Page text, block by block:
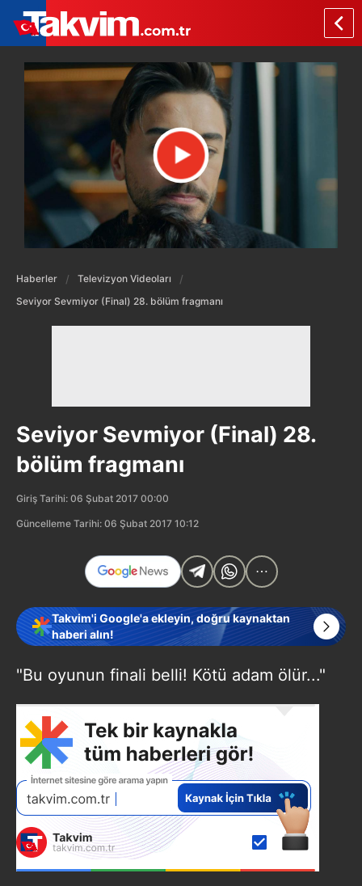
Haberler
Televizyon Videoları
Seviyor Sevmiyor (Final) 28. bölüm fragmanı
Seviyor Sevmiyor (Final) 28.
bölüm fragmanı
Giriş Tarihi: 06 Şubat 2017 00:00
Güncelleme Tarihi: 06 Şubat 2017 10:12
Takvim'i Google'a ekleyin, doğru kaynaktan
haberi alın!
"Bu oyunun finali belli! Kötü adam ölür..."